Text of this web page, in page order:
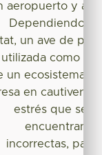
aeropuerto y así
Dependiendo
un ave de
utilizada como
un ecosistema.
en cautiverio
estrés que se
encuentran
incorrectas, para